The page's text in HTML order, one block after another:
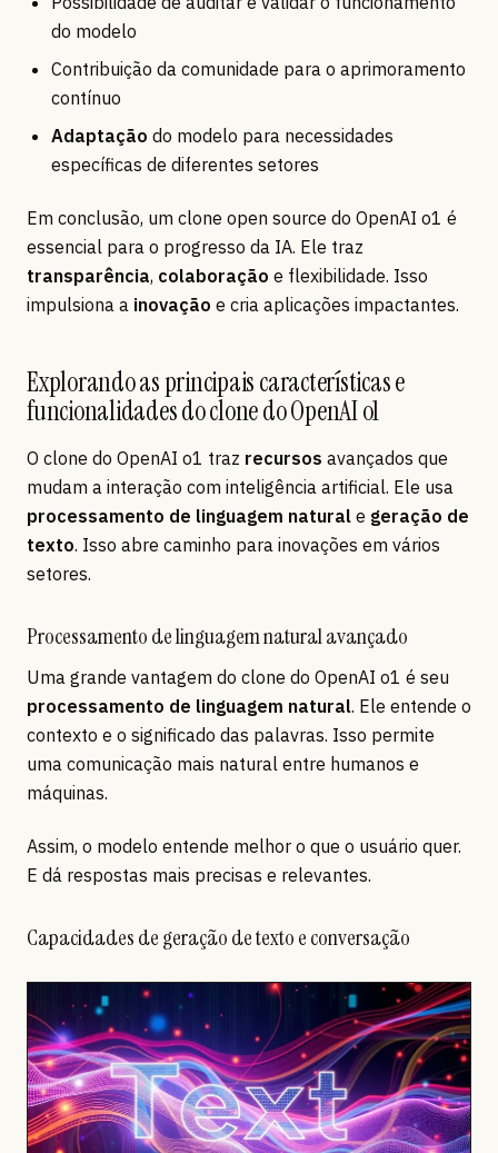
do modelo
Contribuição da comunidade para o aprimoramento
contínuo
Adaptação do modelo para necessidades
específicas de diferentes setores
Em conclusão, um clone open source do OpenAI o1 é
essencial para o progresso da IA. Ele traz
transparência, colaboração e flexibilidade. Isso
impulsiona a inovação e cria aplicações impactantes.
Explorando as principais características e
funcionalidades do clone do OpenAI o1
O clone do OpenAI o1 traz recursos avançados que
mudam a interação com inteligência artificial. Ele usa
processamento de linguagem natural e geração de
texto. Isso abre caminho para inovações em vários
setores.
Processamento de linguagem natural avançado
Uma grande vantagem do clone do OpenAI o1 é seu
processamento de linguagem natural. Ele entende o
contexto e o significado das palavras. Isso permite
uma comunicação mais natural entre humanos e
máquinas.
Assim, o modelo entende melhor o que o usuário quer.
E dá respostas mais precisas e relevantes.
Capacidades de geração de texto e conversação